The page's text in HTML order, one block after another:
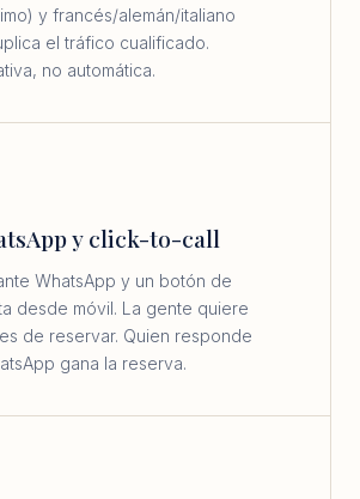
y francés/alemán/italiano
el tráfico cualificado.
no automática.
y click-to-call
WhatsApp y un botón de
desde móvil. La gente quiere
de reservar. Quien responde
gana la reserva.